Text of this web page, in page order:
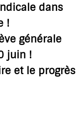
dans
!
générale
juin !
et le progrès